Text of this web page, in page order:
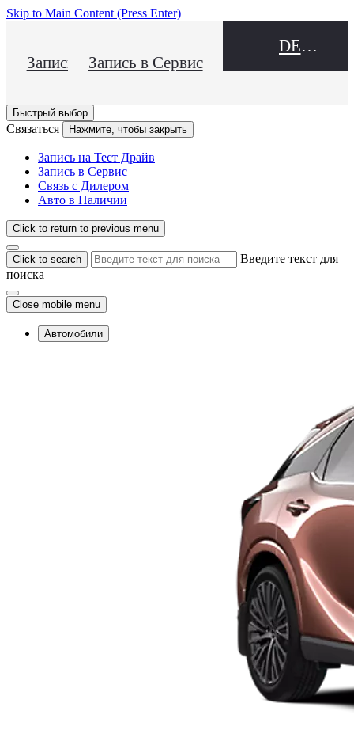
Skip to Main Content (Press Enter)
Запись на Тест Драйв
Запись в Сервис
DEALER NAME
Быстрый выбор
Связаться Нажмите, чтобы закрыть
Запись на Тест Драйв
Запись в Сервис
Связь с Дилером
Авто в Наличии
Click to return to previous menu
Click to search
Введите текст для
поиска
Close mobile menu
Автомобили